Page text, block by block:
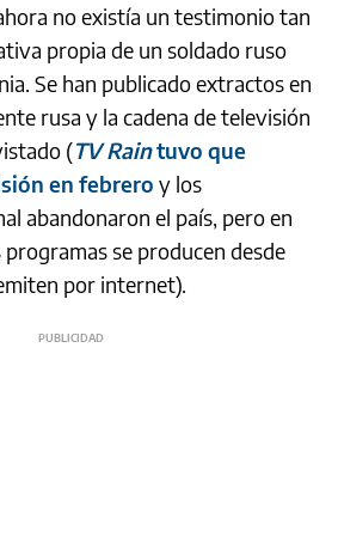
no existía un testimonio tan
propia de un soldado ruso
Se han publicado extractos en
rusa y la cadena de televisión
(TV Raintuvo que
en febrero y los
abandonaron el país, pero en
se producen desde
por internet).